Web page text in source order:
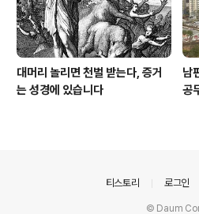
대머리 놀리면 천벌 받는다, 증거
는 성경에 있습니다
남
공
티스토리 로그인
© Daum